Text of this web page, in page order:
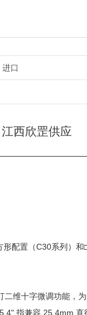
进口
西欣罡供应
配置（C30系列）和
维十字微调功能，为
指兼容 25.4mm